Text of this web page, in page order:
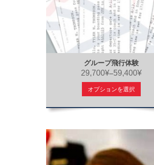
グループ飛行体験
29,700¥–59,400¥
オプションを選択